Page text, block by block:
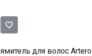
для волос Artero